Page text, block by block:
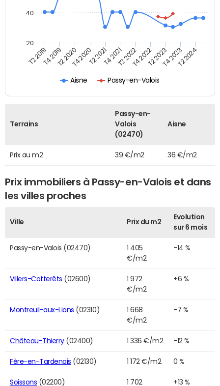
Aisne Passy-en-Valois
T2 2019T4 2019T2 2020T4 2020T2 2021T4 2021T2 2022T4 2022T2 2023T4 2023T2 2024
20
40
Terrains
Passy-en-
Valois
(02470)
Aisne
Prix au m2 39 €/m2 36 €/m2
Prix immobiliers à Passy-en-Valois et dans
les villes proches
Ville Prix du m2
Evolution
sur 6 mois
Passy-en-Valois (02470)
1 405
€/m2
-14 %
Villers-Cotterêts (02600)
1 972
€/m2
+6 %
Montreuil-aux-Lions (02310)
1 668
€/m2
-7 %
Château-Thierry(02400) 1 336 €/m2 -12 %
Fère-en-Tardenois (02130) 1 172 €/m2 0 %
Soissons (02200)
1 702
+13 %